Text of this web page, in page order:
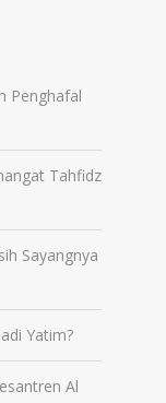
Penghafal
Tahfidz
Sayangnya
Yatim?
Al